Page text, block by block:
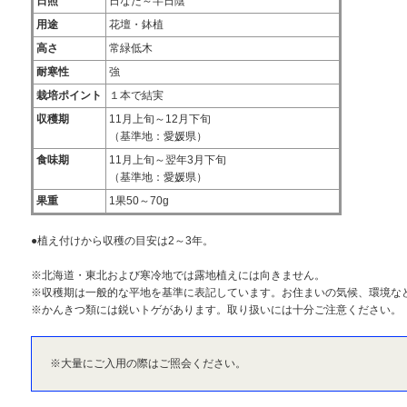
用途
花壇・鉢植
高さ
常緑低木
耐寒性
強
栽培ポイント
１本で結実
収穫期
11月上旬～12月下旬
（基準地：愛媛県）
食味期
11月上旬～翌年3月下旬
（基準地：愛媛県）
果重
1果50～70g
●植え付けから収穫の目安は2～3年。
※北海道・東北および寒冷地では露地植えには向きません。
※収穫期は一般的な平地を基準に表記しています。お住まいの気候、環境な
※かんきつ類には鋭いトゲがあります。取り扱いには十分ご注意ください。
※大量にご入用の際はご照会ください。